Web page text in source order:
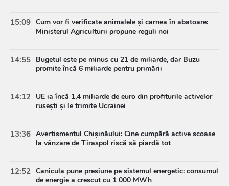
15:09 Cum vor fi verificate animalele și carnea în abatoare:
Ministerul Agriculturii propune reguli noi
14:55 Bugetul este pe minus cu 21 de miliarde, dar Buzu
promite încă 6 miliarde pentru primării
14:12 UE ia încă 1,4 miliarde de euro din profiturile activelor
rusești și le trimite Ucrainei
13:36 Avertismentul Chișinăului: Cine cumpără active scoase
la vânzare de Tiraspol riscă să piardă tot
12:52 Canicula pune presiune pe sistemul energetic: consumul
de energie a crescut cu 1 000 MWh